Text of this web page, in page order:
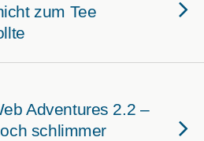
zum Tee
Adventures 2.2 –
schlimmer